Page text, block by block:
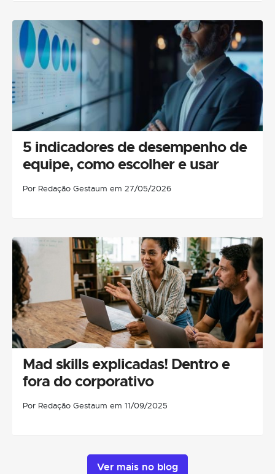
5 indicadores de desempenho de
equipe, como escolher e usar
Por Redação Gestaum em 27/05/2026
Mad skills explicadas! Dentro e
fora do corporativo
Por Redação Gestaum em 11/09/2025
Ver mais no blog